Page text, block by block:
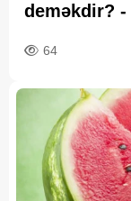
deməkdir? -
64